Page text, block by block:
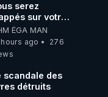
serez
sur votre
européens par
faute des
qui
ÉGA MAN
hours ago
276
scandale des
détruits